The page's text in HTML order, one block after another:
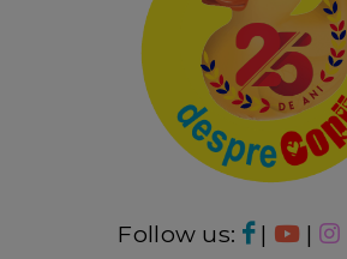
Follow us: | |